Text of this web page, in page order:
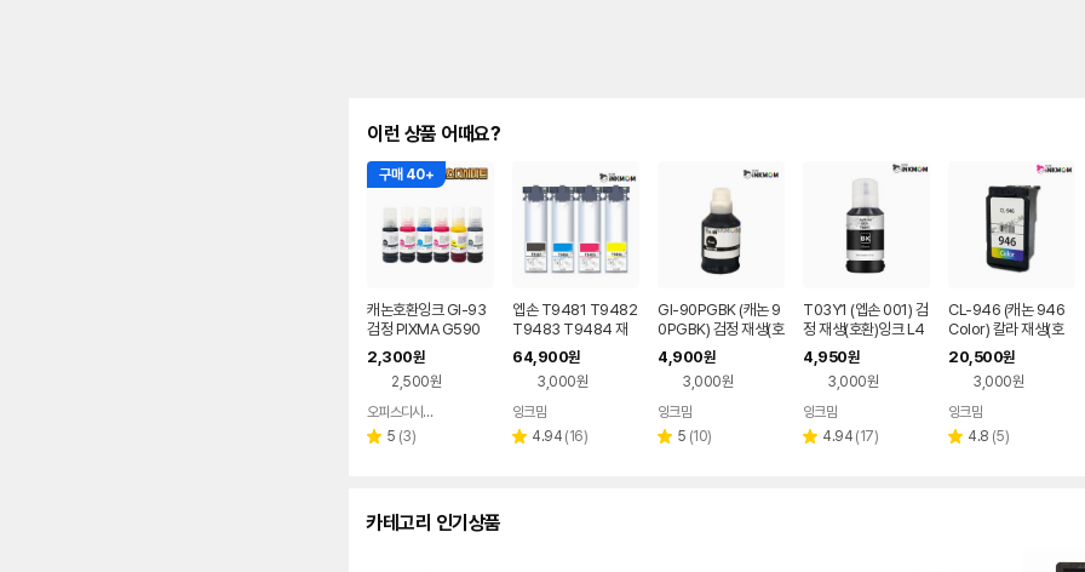
이런 상품 어때요?
구매 40+
캐논호환잉크 GI-93
검정 PIXMA G590
G595 G690 G695
2,300원
2,500원
오피스디시마트
별 5 리
(3)
엡손 T9481 T9482
T9483 T9484 재
생(호환)잉크 4색 SE
T
64,900원
3,000원
페이
잉크맘
별 4.94 리
(16)
GI-90PGBK (캐논 9
0PGBK) 검정 재생(호
환)잉크 G5090 G50
92
4,900원
3,000원
페이
잉크맘
별 5 리
(10)
T03Y1 (엡손 001) 검
정 재생(호환)잉크 L4
150 L6160 L6270
4,950원
3,000원
페이
잉크맘
별 4.94 리
(17)
CL-946 (캐논 946
Color) 칼라 재생(호
환)잉크 IP2890 MX
499
20,500원
3,000원
페이
잉크맘
별 4.8 리
(5)
카테고리 인기상품